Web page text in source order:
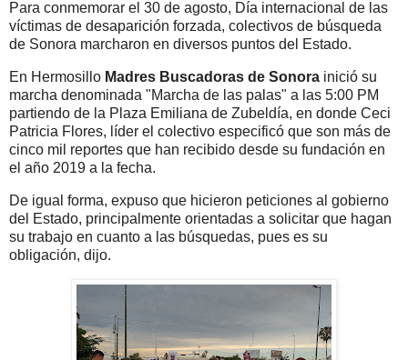
Para conmemorar el 30 de agosto, Día internacional de las
víctimas de desaparición forzada, colectivos de búsqueda
de Sonora marcharon en diversos puntos del Estado.
En Hermosillo Madres Buscadoras de Sonora inició su
marcha denominada "Marcha de las palas" a las 5:00 PM
partiendo de la Plaza Emiliana de Zubeldía, en donde Ceci
Patricia Flores, líder el colectivo especificó que son más de
cinco mil reportes que han recibido desde su fundación en
el año 2019 a la fecha.
De igual forma, expuso que hicieron peticiones al gobierno
del Estado, principalmente orientadas a solicitar que hagan
su trabajo en cuanto a las búsquedas, pues es su
obligación, dijo.